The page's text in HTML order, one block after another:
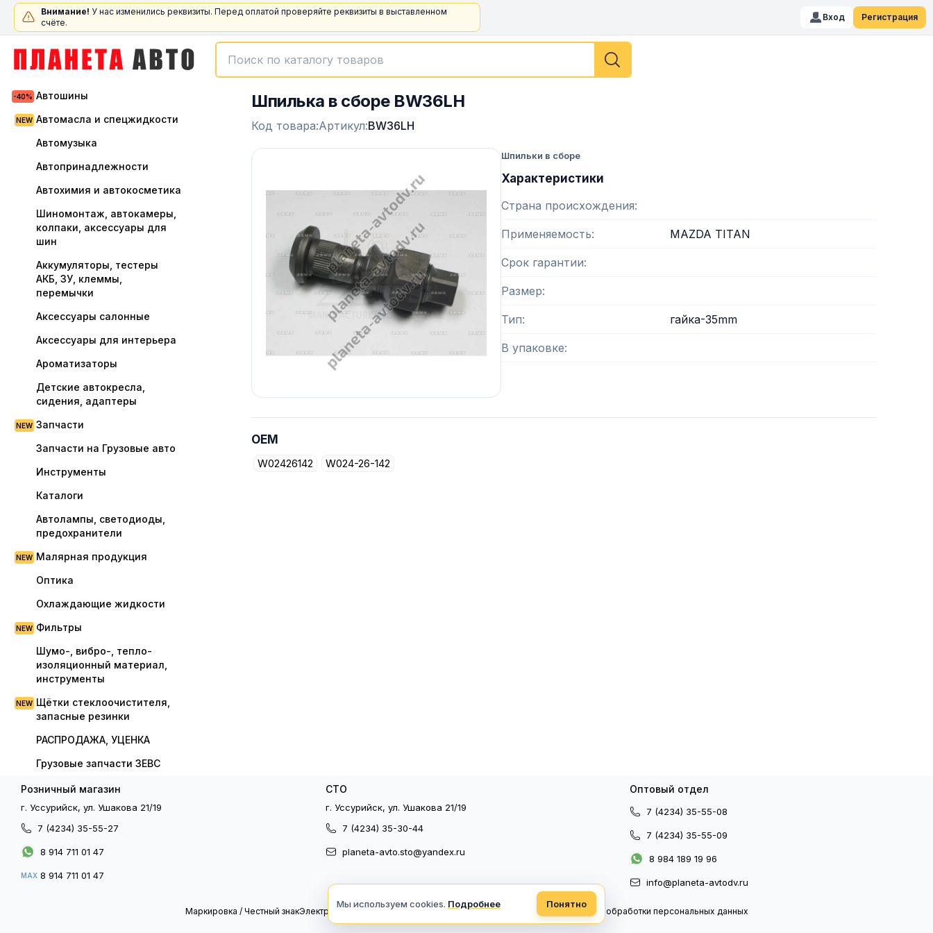
Внимание! У нас изменились реквизиты. Перед оплатой проверяйте реквизиты в выставленном
счёте.
Вход Регистрация
Автошины
Автомасла и спецжидкости
Автомузыка
Автопринадлежности
Автохимия и автокосметика
Шиномонтаж, автокамеры,
колпаки, аксессуары для
шин
Аккумуляторы, тестеры
АКБ, ЗУ, клеммы,
перемычки
Аксессуары салонные
Аксессуары для интерьера
Ароматизаторы
Детские автокресла,
сидения, адаптеры
Запчасти
Запчасти на Грузовые авто
Инструменты
Каталоги
Автолампы, светодиоды,
предохранители
Малярная продукция
Оптика
Охлаждающие жидкости
Фильтры
Шумо-, вибро-, тепло-
изоляционный материал,
инструменты
Щётки стеклоочистителя,
запасные резинки
РАСПРОДАЖА, УЦЕНКА
Грузовые запчасти ЗЕВС
Шпилька в сборе BW36LH
Код товара:Артикул:BW36LH
Шпильки в сборе
Характеристики
Страна происхождения
Применяемость MAZDA TITAN
Срок гарантии
Размер
Тип гайка-35mm
В упаковке
OEM
W02426142 W024-26-142
Розничный магазин
г. Уссурийск, ул. Ушакова 21/19
7 (4234) 35-55-27
8 914 711 01 47
MAX 8 914 711 01 47
СТО
г. Уссурийск, ул. Ушакова 21/19
7 (4234) 35-30-44
planeta-avto.sto@yandex.ru
Оптовый отдел
7 (4234) 35-55-08
7 (4234) 35-55-09
8 984 189 19 96
info@planeta-avtodv.ru
Маркировка / Честный знакЭлектронный документооборот Политика конфиденциальности Политика обработки персональных данных
Мы используем cookies. Подробнее Понятно